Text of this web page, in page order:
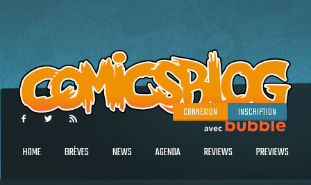
CONNEXION INSCRIPTION
HOME BRÈVES NEWS AGENDA REVIEWS PREVIEWS